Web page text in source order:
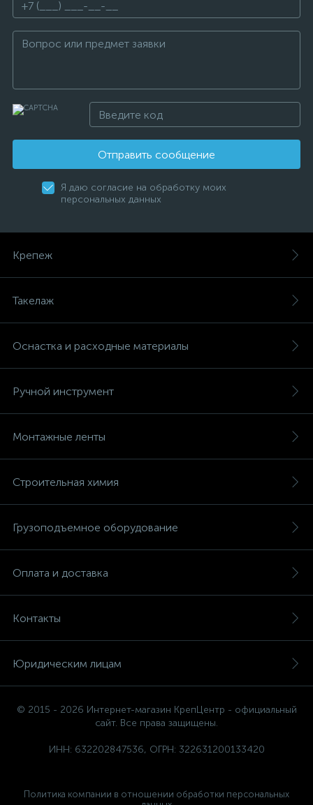
Отправить сообщение
Я даю согласие на обработку моих
персональных данных
Крепеж
Такелаж
Оснастка и расходные материалы
Ручной инструмент
Монтажные ленты
Строительная химия
Грузоподъемное оборудование
Оплата и доставка
Контакты
Юридическим лицам
© 2015 - 2026 Интернет-магазин КрепЦентр - официальный
сайт. Все права защищены.
ИНН: 632202847536, ОГРН: 322631200133420
Политика компании в отношении обработки персональных